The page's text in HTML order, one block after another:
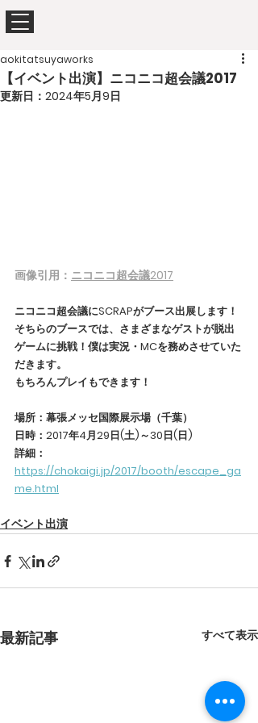
【イベント出演】ニコニコ超会議2017
aokitatsuyaworks
更新日： 2024年5月9日
画像引用： ニコニコ超会議2017
ニコニコ超会議にSCRAPがブース出展します！
そちらのブースでは、さまざまなゲストが脱出
ゲームに挑戦！僕は実況・MCを務めさせていた
だきます。
もちろんプレイもできます！
場所：幕張メッセ国際展示場（千葉）
日時：2017年4月29日(土)～30日(日)
詳細：
https://chokaigi.jp/2017/booth/escape_ga
me.html
イベント出演
最新記事 すべて表示